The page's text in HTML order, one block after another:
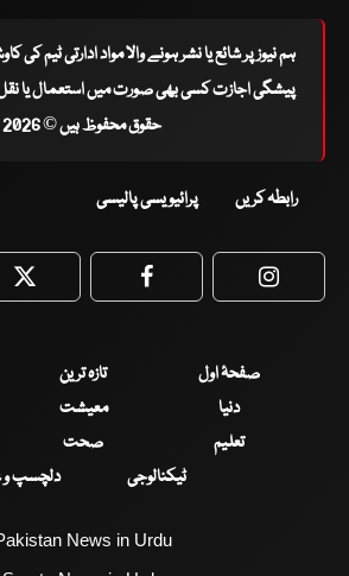
ہم نیوز پر شائع یا نشر ہونے والا مواد ادارتی ٹیم کی
پیشگی اجازت کسی بھی صورت میں استعمال یا نقل
حقوق محفوظ ہیں © 2026
رابطہ کریں پرائیویسی پالیسی
Twitter Facebook
صفحۂ اول تازہ ترین
دنیا
معیشت
تعلیم
صحت
ٹیکنالوجی
دلچسپ
News in Urdu